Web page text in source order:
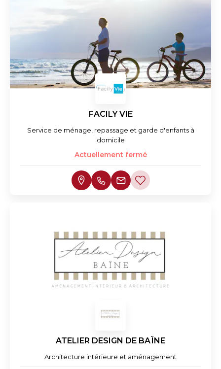
FACILY VIE
Service de ménage, repassage et garde d'enfants à
domicile
Actuellement fermé
ATELIER DESIGN DE BAÏNE
Architecture intérieure et aménagement